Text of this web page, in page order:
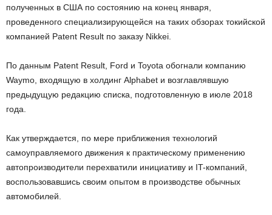
полученных в США по состоянию на конец января,
проведенного специализирующейся на таких обзорах токийской
компанией Patent Result по заказу Nikkei.
По данным Patent Result, Ford и Toyota обогнали компанию
Waymo, входящую в холдинг Alphabet и возглавлявшую
предыдущую редакцию списка, подготовленную в июле 2018
года.
Как утверждается, по мере приближения технологий
самоуправляемого движения к практическому применению
автопроизводители перехватили инициативу и IT-компаний,
воспользовавшись своим опытом в производстве обычных
автомобилей.